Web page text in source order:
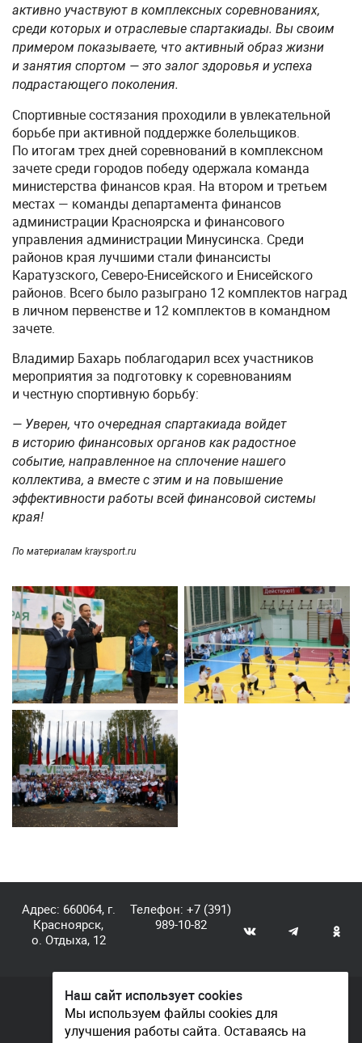
активно участвуют в комплексных соревнованиях,
среди которых и отраслевые спартакиады. Вы своим
примером показываете, что активный образ жизни
и занятия спортом — это залог здоровья и успеха
подрастающего поколения.
Спортивные состязания проходили в увлекательной
борьбе при активной поддержке болельщиков.
По итогам трех дней соревнований в комплексном
зачете среди городов победу одержала команда
министерства финансов края. На втором и третьем
местах — команды департамента финансов
администрации Красноярска и финансового
управления администрации Минусинска. Среди
районов края лучшими стали финансисты
Каратузского, Северо-Енисейского и Енисейского
районов. Всего было разыграно 12 комплектов наград
в личном первенстве и 12 комплектов в командном
зачете.
Владимир Бахарь поблагодарил всех участников
мероприятия за подготовку к соревнованиям
и честную спортивную борьбу:
— Уверен, что очередная спартакиада войдет
в историю финансовых органов как радостное
событие, направленное на сплочение нашего
коллектива, а вместе с этим и на повышение
эффективности работы всей финансовой системы
края!
По материалам kraysport.ru
Адрес: 660064, г.
Красноярск,
о. Отдыха, 12
Телефон:+7 (391)
989-10-82
© КГАУ «Центр спортивной подготовки», 2026
Документы
Наш сайт использует cookies
Мы используем файлы cookies для
улучшения работы сайта. Оставаясь на